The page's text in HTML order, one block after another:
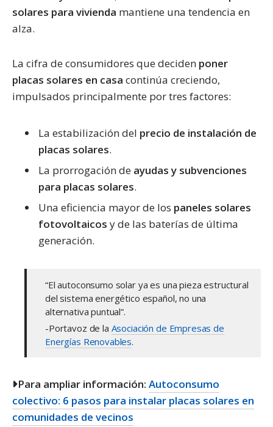
solares para vivienda mantiene una tendencia en
alza.
La cifra de consumidores que deciden poner
placas solares en casa continúa creciendo,
impulsados principalmente por tres factores:
La estabilización del precio de instalación de
placas solares.
La prorrogación de ayudas y subvenciones
para placas solares.
Una eficiencia mayor de los paneles solares
fotovoltaicos y de las baterías de última
generación.
“El autoconsumo solar ya es una pieza estructural
del sistema energético español, no una
alternativa puntual”.
-Portavoz de la Asociación de Empresas de
Energías Renovables.
Para ampliar información: Autoconsumo
colectivo: 6 pasos para instalar placas solares en
comunidades de vecinos